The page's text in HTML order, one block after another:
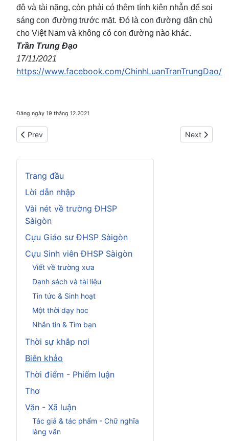
Trang đầu
Lời dẫn nhập
Vài nét về trường ĐHSP
Sàigòn
Cựu Giáo sư ĐHSP Sàigòn
Cựu Sinh viên ĐHSP Sàigòn
Viết về trường xưa
Danh sách và tài liệu
Tin tức & Sinh hoạt
Một thời dạy hoc
Nhắn tin & Tìm bạn
Thời sự khắp nơi
Biên khảo
Thời điểm - Phiếm luận
Thơ
Văn - Xã luận
Tác giả & tác phẩm - Chữ nghĩa
làng văn
độ và tài năng, còn phải có thêm tính kiên nhẫn để soi
sáng con đường trước mặt. Đó là con đường dân chủ
cho Việt Nam và không có con đường nào khác.
Trần Trung Đạo
17/11/2021
https://www.facebook.com/ChinhLuanTranTrungDao/
Đăng ngày 19 tháng 12.2021
Previous article: Solzhenitsyn, Putin và Chủ nghĩa Dân tộc tại
Prev Next article:
Next